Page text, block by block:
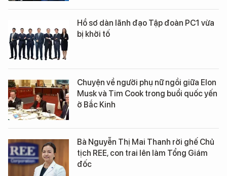
Hồ sơ dàn lãnh đạo Tập đoàn PC1 vừa
bị khởi tố
Chuyện về người phụ nữ ngồi giữa Elon
Musk và Tim Cook trong buổi quốc yến
ở Bắc Kinh
Bà Nguyễn Thị Mai Thanh rời ghế Chủ
tịch REE, con trai lên làm Tổng Giám
đốc